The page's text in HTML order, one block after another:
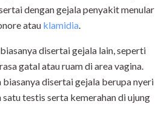
dengan gejala penyakit menular
atau klamidia
disertai gejala lain, seperti
gatal atau ruam di area vagina.
biasanya disertai gejala berupa nyeri
testis serta kemerahan di ujung